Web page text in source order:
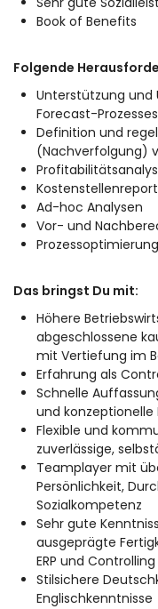
Book of Benefits
Folgende
Unterstützung und
Forecast-Prozesses
Definition und
(Nachverfolgung)
Ad-hoc Analysen
Vor- und
Das bringst Du mit:
Höhere
abgeschlossene
mit Vertiefung im
Erfahrung als
Schnelle
und konzeptionelle
Flexible und
zuverlässige,
Teamplayer mit
Persönlichkeit,
Sozialkompetenz
Sehr gute
ausgeprägte
ERP und
Stilsichere
Englischkenntnisse